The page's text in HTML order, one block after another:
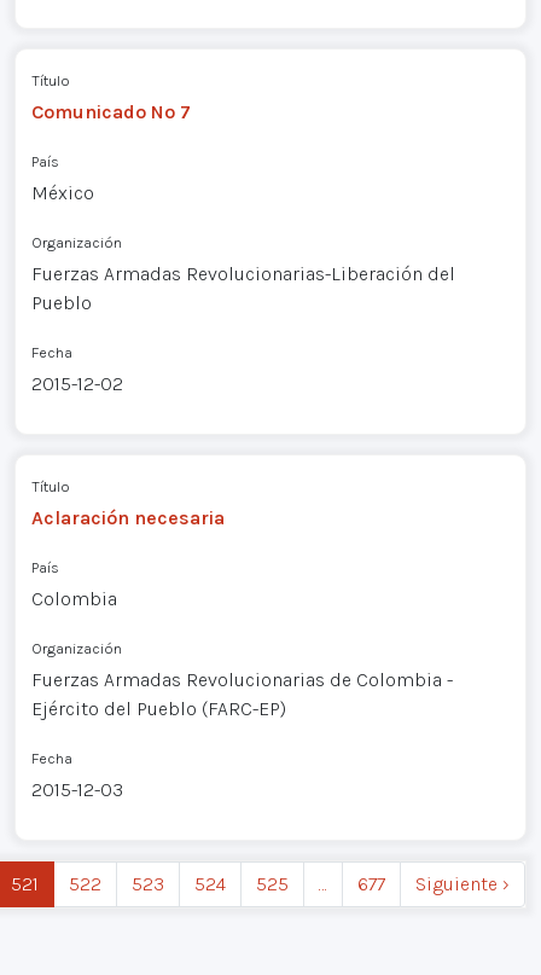
Título
Comunicado Nº 7
País
México
Organización
Fuerzas Armadas Revolucionarias-Liberación del
Pueblo
Fecha
2015-12-02
Título
Aclaración necesaria
País
Colombia
Organización
Fuerzas Armadas Revolucionarias de Colombia -
Ejército del Pueblo (FARC-EP)
Fecha
2015-12-03
521 522 523 524 525 677 Siguiente ›